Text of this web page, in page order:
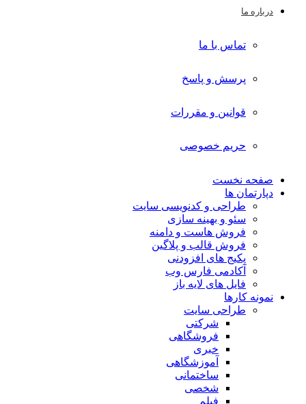
درباره ما
تماس با ما
پرسش و پاسخ
قوانین و مقررات
حریم خصوصی
صفحه نخست
دپارتمان ها
طراحی و کدنویسی سایت
سئو و بهینه سازی
فروش هاست و دامنه
فروش قالب و پلاگین
پکیج های افزودنی
آکادمی فارس وب
فایل های لایه باز
نمونه کارها
طراحی سایت
شرکتی
فروشگاهی
خبری
آموزشگاهی
ساختمانی
شخصی
فیلم